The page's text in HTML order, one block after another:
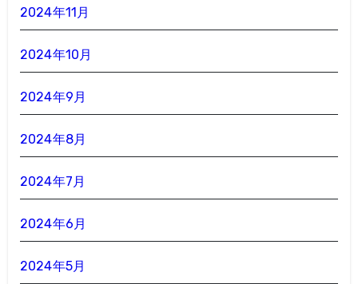
2024年11月
2024年10月
2024年9月
2024年8月
2024年7月
2024年6月
2024年5月